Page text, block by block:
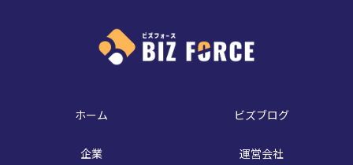
ホーム ビズブログ
企業 運営会社